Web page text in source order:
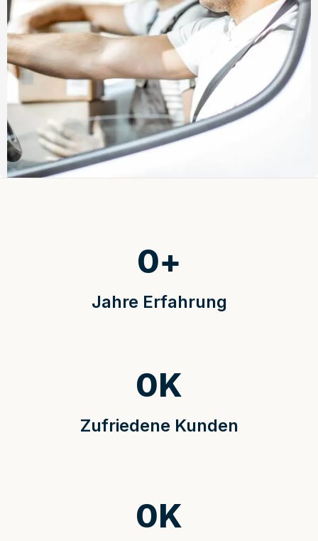
Jahre Erfahrung
0+
Zufriedene Kunden
0K
0K